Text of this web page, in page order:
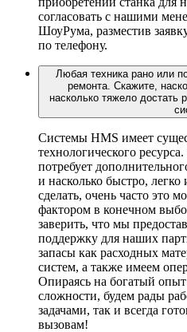
согласовать с нашими
ШоуРума, разместив
по телефону.
Любая техника рано или
ремонта. Скажите,
насколько тяжело достать
Системы HMS имеет
технологического
потребует
и насколько быстро,
сделать, очень часто это
фактором в конечном
заверить, что мы
поддержку для наших
запасы как расходных
систем, а также имеем
Опираясь на богатый
сложности, будем рады
задачами, так и всегда
вызовам!